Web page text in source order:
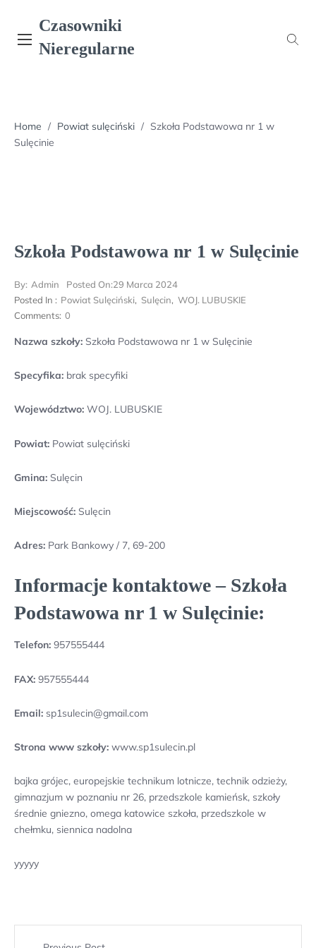
content
Czasowniki
Nieregularne
Home / Powiat sulęciński / Szkoła Podstawowa nr 1 w
Sulęcinie
Szkoła Podstawowa nr 1 w Sulęcinie
By: Admin Posted On:29 Marca 2024
Posted In : Powiat Sulęciński, Sulęcin, WOJ. LUBUSKIE
Comments: 0
Nazwa szkoły: Szkoła Podstawowa nr 1 w Sulęcinie
Specyfika: brak specyfiki
Województwo: WOJ. LUBUSKIE
Powiat: Powiat sulęciński
Gmina: Sulęcin
Miejscowość: Sulęcin
Adres: Park Bankowy / 7, 69-200
Informacje kontaktowe – Szkoła
Podstawowa nr 1 w Sulęcinie:
Telefon: 957555444
FAX: 957555444
Email: sp1sulecin@gmail.com
Strona www szkoły: www.sp1sulecin.pl
bajka grójec, europejskie technikum lotnicze, technik odzieży,
gimnazjum w poznaniu nr 26, przedszkole kamieńsk, szkoły
średnie gniezno, omega katowice szkoła, przedszkole w
chełmku, siennica nadolna
yyyyy